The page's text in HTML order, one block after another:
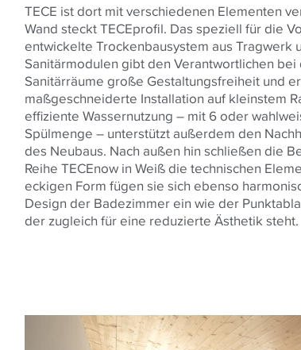
TECE ist dort mit verschiedenen Elementen
Wand steckt TECEprofil. Das speziell für die
entwickelte Trockenbausystem aus Tragwerk
Sanitärmodulen gibt den Verantwortlichen bei
Sanitärräume große Gestaltungsfreiheit und
maßgeschneiderte Installation auf kleinstem
effiziente Wassernutzung – mit 6 oder
Spülmenge – unterstützt außerdem den
des Neubaus. Nach außen hin schließen die
Reihe TECEnow in Weiß die technischen
eckigen Form fügen sie sich ebenso
Design der Badezimmer ein wie der
der zugleich für eine reduzierte Ästhetik steht.